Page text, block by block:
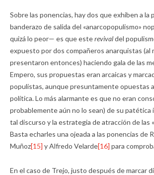
Sobre las ponencias, hay dos que exhiben a la
banderazo de salida del «anarcopopulismo»
quizá lo peor— es que esterevivaldel
expuesto por dos compañeros anarquistas (al
presentaron entonces) haciendo gala de las
Empero, sus propuestas eran arcaicas y
populistas, aunque presuntamente opuestas
política. Lo más alarmante es que no eran
probablemente aún no lo sean) de su patética
tal discurso y la estrategia de atracción de las
Basta echarles una ojeada a las ponencias de
Muñoz[15] y Alfredo Velarde[16] para
En el caso de Trejo, justo después de marcar